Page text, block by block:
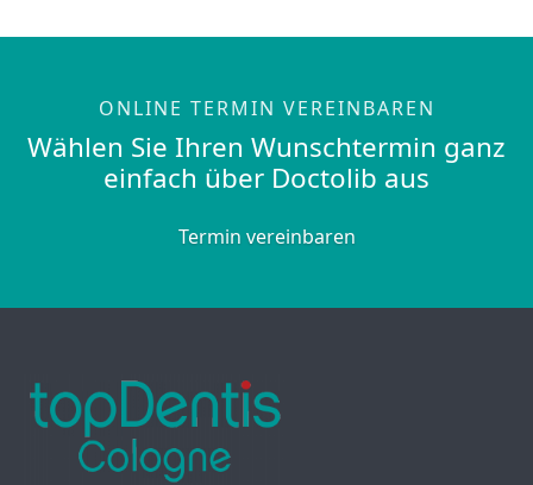
ONLINE TERMIN VEREINBAREN
Wählen Sie Ihren Wunschtermin ganz
einfach über Doctolib aus
Termin vereinbaren